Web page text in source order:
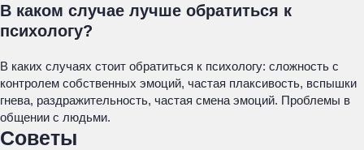
В каком случае лучше обратиться к
психологу?
В каких случаях стоит обратиться к психологу: сложность с
контролем собственных эмоций, частая плаксивость, вспышки
гнева, раздражительность, частая смена эмоций. Проблемы в
общении с людьми.
Советы